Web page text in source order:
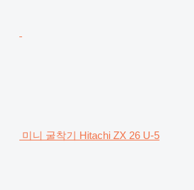
미니 굴착기 Hitachi ZX 26 U-5